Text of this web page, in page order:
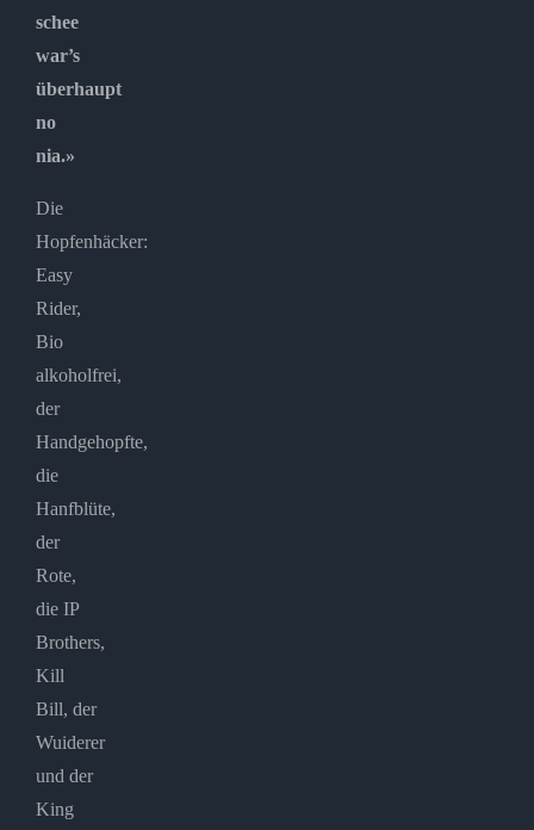
schee
war’s
überhaupt
no
nia.»
Die
Hopfenhäcker:
Easy
Rider,
Bio
alkoholfrei,
der
Handgehopfte,
die
Hanfblüte,
der
Rote,
die IP
Brothers,
Kill
Bill, der
Wuiderer
und der
King